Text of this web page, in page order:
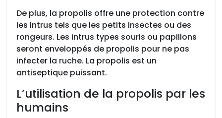
De plus, la propolis offre une protection contre
les intrus tels que les petits insectes ou des
rongeurs. Les intrus types souris ou papillons
seront enveloppés de propolis pour ne pas
infecter la ruche. La propolis est un
antiseptique puissant.
L’utilisation de la propolis par les
humains